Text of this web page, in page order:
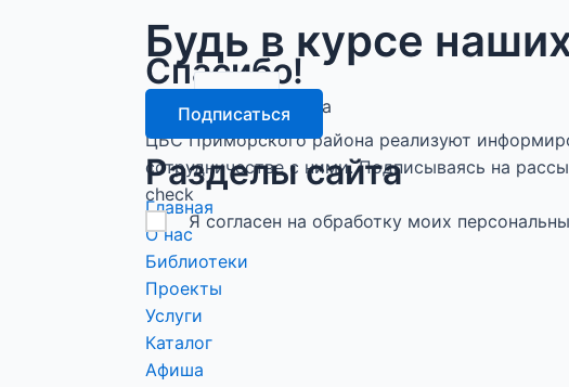
Спасибо!
Подписка оформлена
Будь в курсе
email
ЦБС Приморского района реализуют
сотрудничестве с ними. Подписываясь на
check
Я согласен на обработку моих
Подписаться
Разделы сайта
Главная
О нас
Библиотеки
Проекты
Услуги
Каталог
Афиша